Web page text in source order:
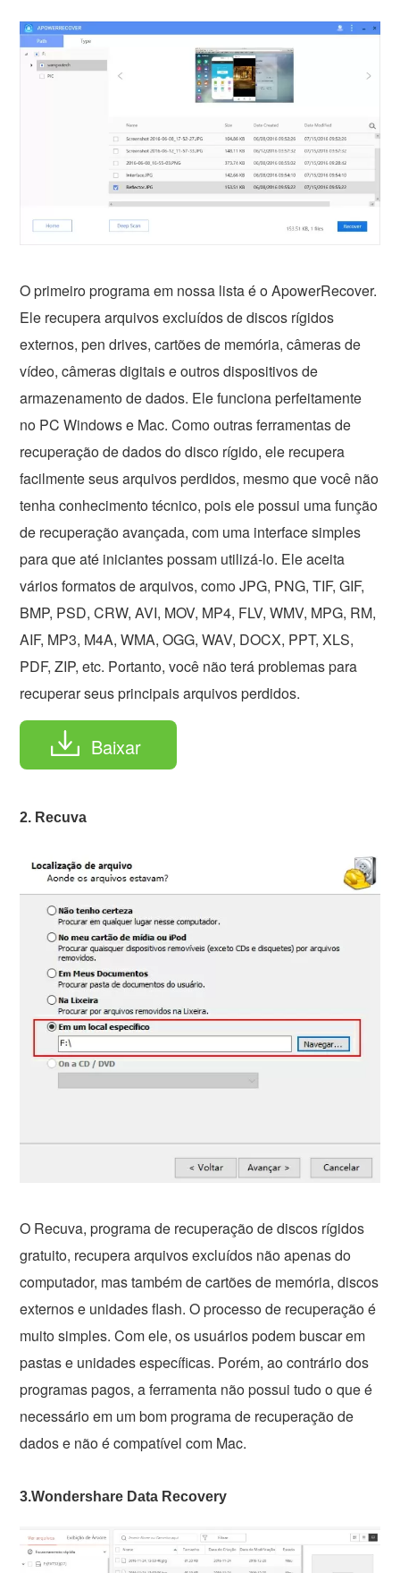
O primeiro programa em nossa lista é o ApowerRecover.
Ele recupera arquivos excluídos de discos rígidos
externos, pen drives, cartões de memória, câmeras de
vídeo, câmeras digitais e outros dispositivos de
armazenamento de dados. Ele funciona perfeitamente
no PC Windows e Mac. Como outras ferramentas de
recuperação de dados do disco rígido, ele recupera
facilmente seus arquivos perdidos, mesmo que você não
tenha conhecimento técnico, pois ele possui uma função
de recuperação avançada, com uma interface simples
para que até iniciantes possam utilizá-lo. Ele aceita
vários formatos de arquivos, como JPG, PNG, TIF, GIF,
BMP, PSD, CRW, AVI, MOV, MP4, FLV, WMV, MPG, RM,
AIF, MP3, M4A, WMA, OGG, WAV, DOCX, PPT, XLS,
PDF, ZIP, etc. Portanto, você não terá problemas para
recuperar seus principais arquivos perdidos.
Baixar
2. Recuva
O Recuva, programa de recuperação de discos rígidos
gratuito, recupera arquivos excluídos não apenas do
computador, mas também de cartões de memória, discos
externos e unidades flash. O processo de recuperação é
muito simples. Com ele, os usuários podem buscar em
pastas e unidades específicas. Porém, ao contrário dos
programas pagos, a ferramenta não possui tudo o que é
necessário em um bom programa de recuperação de
dados e não é compatível com Mac.
3.Wondershare Data Recovery